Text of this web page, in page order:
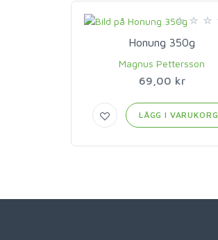
Honung 350g
Magnus Pettersson
69,00 kr
LÄGG I VARUKORG